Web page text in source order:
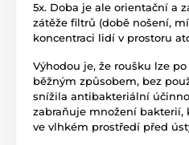
5x. Doba je ale orientační a
zátěže filtrů (době nošení,
koncentraci lidí v prostoru
Výhodou je, že roušku lze
běžným způsobem, bez
snížila antibakteriální
zabraňuje množení bakterií,
ve vlhkém prostředí před